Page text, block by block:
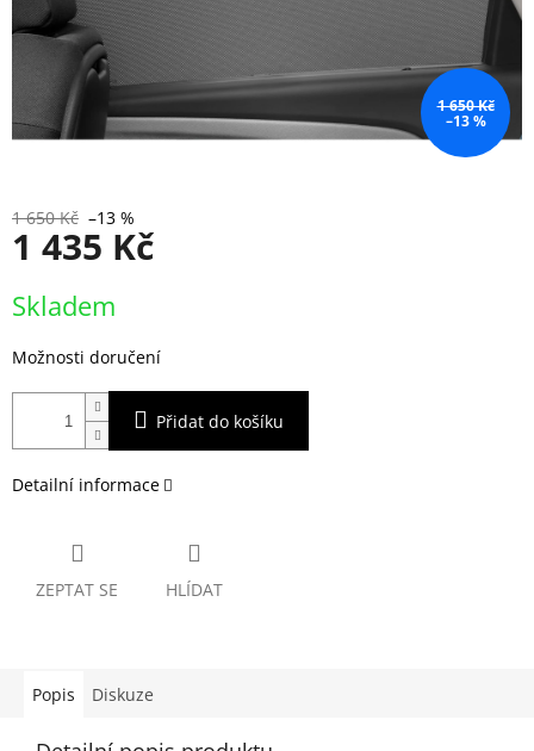
1 650 Kč
–13 %
1 650 Kč –13 %
1 435 Kč
cena:
Skladem
Možnosti doručení
Přidat do košíku
Detailní informace
ZEPTAT SE HLÍDAT
Popis Diskuze